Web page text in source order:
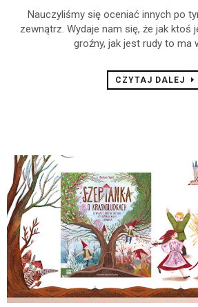
Nauczyliśmy się oceniać innych po
zewnątrz. Wydaje nam się, że jak ktoś
groźny, jak jest rudy to ma
CZYTAJ DALEJ